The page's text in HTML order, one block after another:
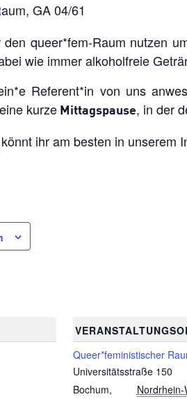
GA 04/61
queer*fem-Raum nutzen
wie immer alkoholfreie
Referent*in von uns
kurze Mittagspause, in der
ihr am besten in unserem
Queer*feministischer
Universitätsstraße 150
Bochum,